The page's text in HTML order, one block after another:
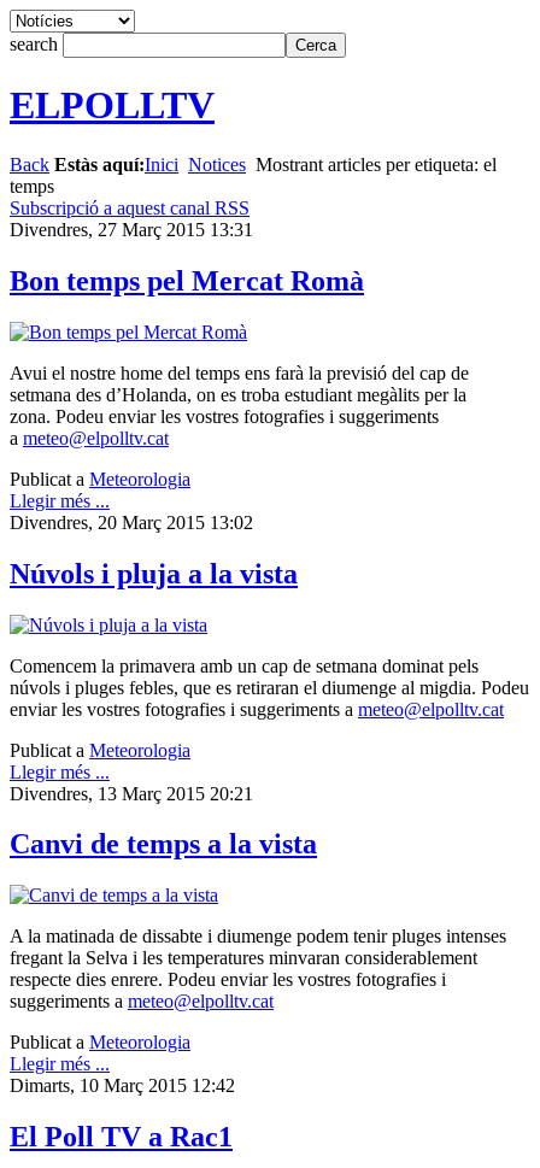
search
ELPOLLTV
Back Estàs aquí:Inici Notices Mostrant articles per etiqueta: el
temps
Subscripció a aquest canal RSS
Divendres, 27 Març 2015 13:31
Bon temps pel Mercat Romà
Avui el nostre home del temps ens farà la previsió del cap de
setmana des d’Holanda, on es troba estudiant megàlits per la
zona. Podeu enviar les vostres fotografies i suggeriments
a meteo@elpolltv.cat
Publicat a Meteorologia
Llegir més ...
Divendres, 20 Març 2015 13:02
Núvols i pluja a la vista
Comencem la primavera amb un cap de setmana dominat pels
núvols i pluges febles, que es retiraran el diumenge al migdia. Podeu
enviar les vostres fotografies i suggeriments a meteo@elpolltv.cat
Publicat a Meteorologia
Llegir més ...
Divendres, 13 Març 2015 20:21
Canvi de temps a la vista
A la matinada de dissabte i diumenge podem tenir pluges intenses
fregant la Selva i les temperatures minvaran considerablement
respecte dies enrere. Podeu enviar les vostres fotografies i
suggeriments a meteo@elpolltv.cat
Publicat a Meteorologia
Llegir més ...
Dimarts, 10 Març 2015 12:42
El Poll TV a Rac1